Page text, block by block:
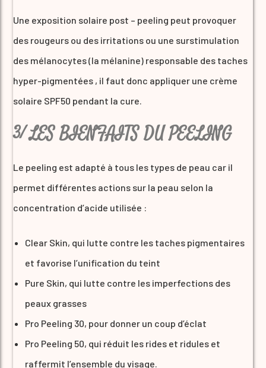
Une exposition solaire post – peeling peut provoquer
des rougeurs ou des irritations ou une surstimulation
des mélanocytes (la mélanine) responsable des taches
hyper-pigmentées , il faut donc appliquer une crème
solaire SPF50 pendant la cure.
3/ LES BIENFAITS DU PEELING
Le peeling est adapté à tous les types de peau car il
permet différentes actions sur la peau selon la
concentration d’acide utilisée :
Clear Skin, qui lutte contre les taches pigmentaires
et favorise l’unification du teint
Pure Skin, qui lutte contre les imperfections des
peaux grasses
Pro Peeling 30, pour donner un coup d’éclat
Pro Peeling 50, qui réduit les rides et ridules et
raffermit l’ensemble du visage.